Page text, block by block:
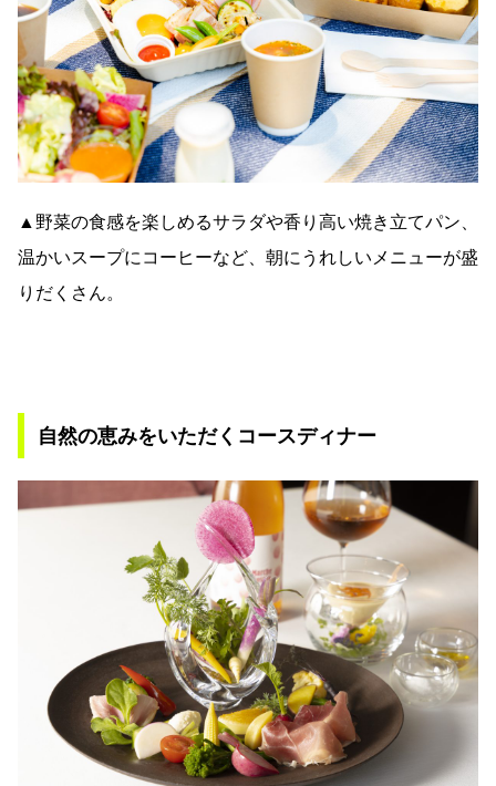
▲野菜の食感を楽しめるサラダや香り高い焼き立てパン、
温かいスープにコーヒーなど、朝にうれしいメニューが盛
りだくさん。
自然の恵みをいただくコースディナー